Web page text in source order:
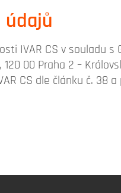
údajů
IVAR CS v souladu s
00 Praha 2 –
CS dle článku č. 38